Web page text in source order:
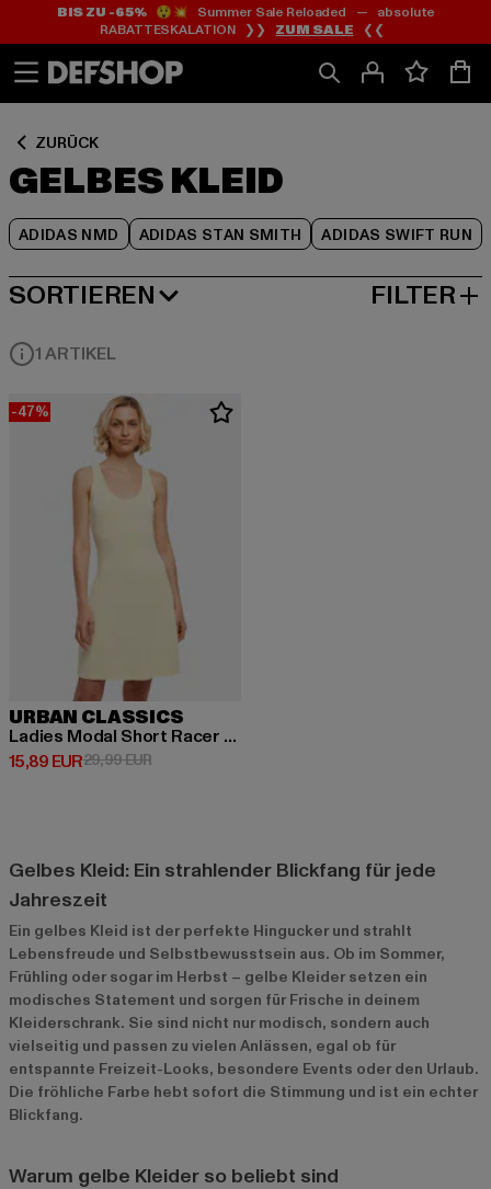
Zum
Inhalt
springen
Zum
Fußzeile
springen
BIS ZU -65%😲💥 Summer Sale Reloaded — absolute
RABATTESKALATION ❯❯ ZUM SALE ❮❮
ZURÜCK
GELBES KLEID
ADIDAS NMD ADIDAS STAN SMITH ADIDAS SWIFT RUN
Zum
Produktraster
springen
SORTIEREN
BELIEBTESTE FILTER
1 ARTIKEL
-47%
URBAN CLASSICS
Ladies Modal Short Racer Back
15,89 EUR
Derzeitiger Preis: 15,89 EUR
29,99 EURAktionspreis: 29,99 EUR
Gelbes Kleid: Ein strahlender Blickfang für jede
Jahreszeit
Ein gelbes Kleid ist der perfekte Hingucker und strahlt
Lebensfreude und Selbstbewusstsein aus. Ob im Sommer,
Frühling oder sogar im Herbst – gelbe Kleider setzen ein
modisches Statement und sorgen für Frische in deinem
Kleiderschrank. Sie sind nicht nur modisch, sondern auch
vielseitig und passen zu vielen Anlässen, egal ob für
entspannte Freizeit-Looks, besondere Events oder den Urlaub.
Die fröhliche Farbe hebt sofort die Stimmung und ist ein echter
Blickfang.
Warum gelbe Kleider so beliebt sind